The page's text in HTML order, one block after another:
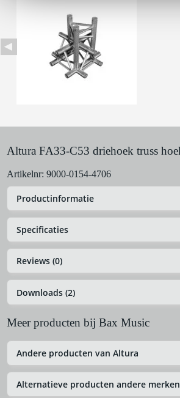
Altura FA33-C53 driehoek truss
Artikelnr: 9000-0154-4706
Productinformatie
Specificaties
Reviews (0)
Downloads (2)
Meer producten bij Bax Music
Andere producten van Altura
Alternatieve producten andere merken